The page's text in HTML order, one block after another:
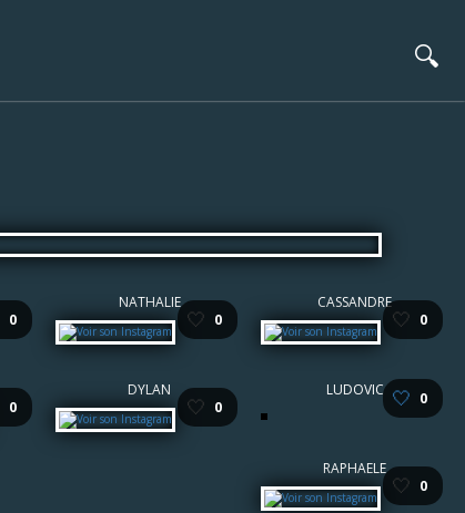
🔍
0
NATHALIE
🤍 0
CASSANDRE
🤍 0
0
DYLAN
🤍 0
LUDOVIC 🤍 0
RAPHAELE
🤍 0